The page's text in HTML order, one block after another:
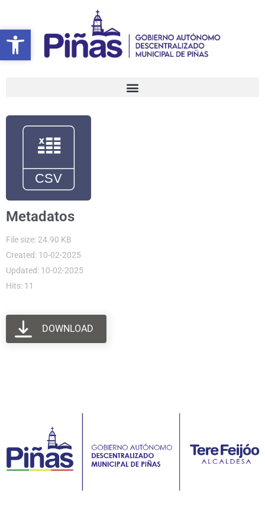
Abrir barra de herramientas
contenido
Metadatos
File size: 24.90 KB
Created: 10-02-2025
Updated: 10-02-2025
Hits: 11
DOWNLOAD
Abrir barra de herramientas